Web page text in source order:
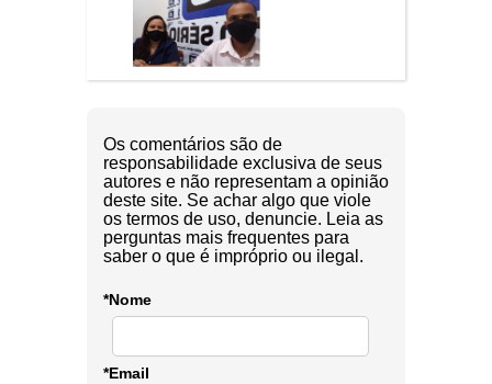
Os comentários são de
responsabilidade exclusiva de seus
autores e não representam a opinião
deste site. Se achar algo que viole
os termos de uso, denuncie. Leia as
perguntas mais frequentes para
saber o que é impróprio ou ilegal.
*Nome
*Email